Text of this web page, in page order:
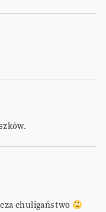
chuligaństwo